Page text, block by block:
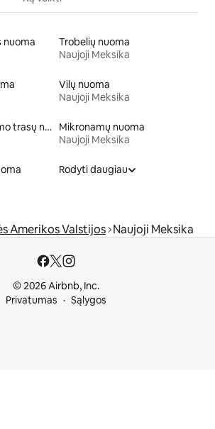
nuoma
Trobelių nuoma
Naujoji Meksika
Vilų nuoma
Naujoji Meksika
Būstų prie slidinėjimo trasų nuoma
Mikronamų nuoma
Naujoji Meksika
Rodyti daugiau
Amerikos Valstijos Naujoji Meksika
© 2026 Airbnb, Inc.
Privatumas
Sąlygos